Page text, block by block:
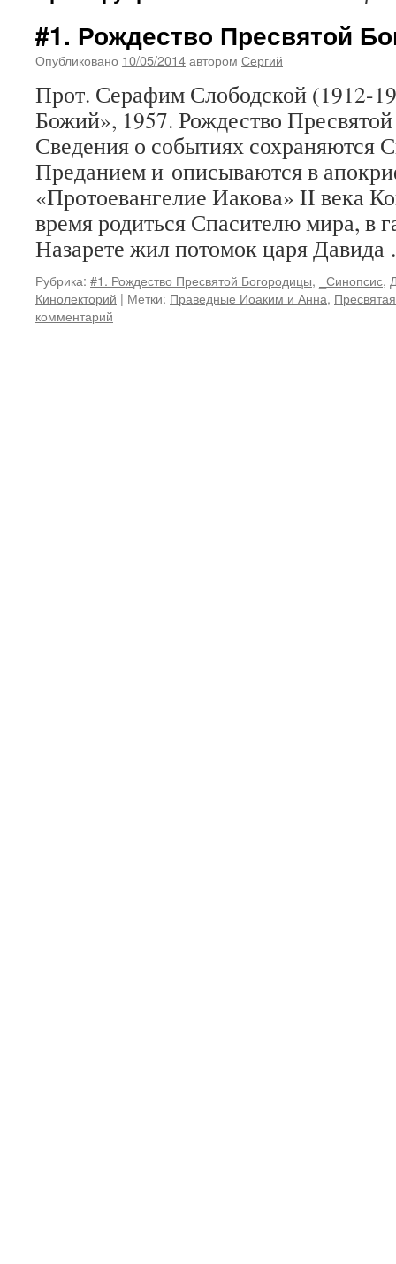
#1. Рождество Пресвятой
Опубликовано 10/05/2014автором Сергий
Прот. Серафим Слободской (1912-
Божий», 1957. Рождество
Сведения о событиях сохраняются
Преданием и описываются в
«Протоевангелие Иакова» II века
время родиться Спасителю мира, в
Назарете жил потомок царя
Рубрика: #1. Рождество Пресвятой Богородицы, _Синопсис,
Кинолекторий | Метки: Праведные Иоаким и Анна,
комментарий